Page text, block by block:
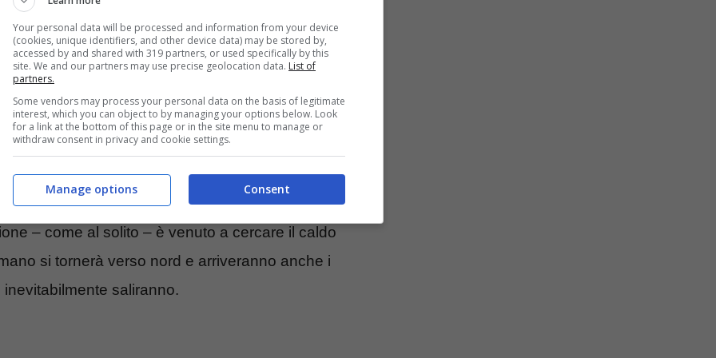
addirittura al 27° posto con 277 (-11) a
Delpodio si è classificato al 48° posto con
Edoardo Molinari
un solo colpo soltanto, peccato: è già la quarta
era stato organizzato in collaborazione
giocato sul percorso del Copperleaf Golf
ed è la sesta e ultima tappa in Sudafrica
– come al solito – è venuto a cercare il caldo
si tornerà verso nord e arriveranno anche i
saliranno.
Your personal data will be processed and information from your device
(cookies, unique identifiers, and other device data) may be stored by,
accessed by and shared with 319 partners, or used specifically by this
site. We and our partners may use precise geolocation data. List of
partners.
Some vendors may process your personal data on the basis of legitimate
interest, which you can object to by managing your options below. Look
for a link at the bottom of this page or in the site menu to manage or
withdraw consent in privacy and cookie settings.
Consent
Manage options